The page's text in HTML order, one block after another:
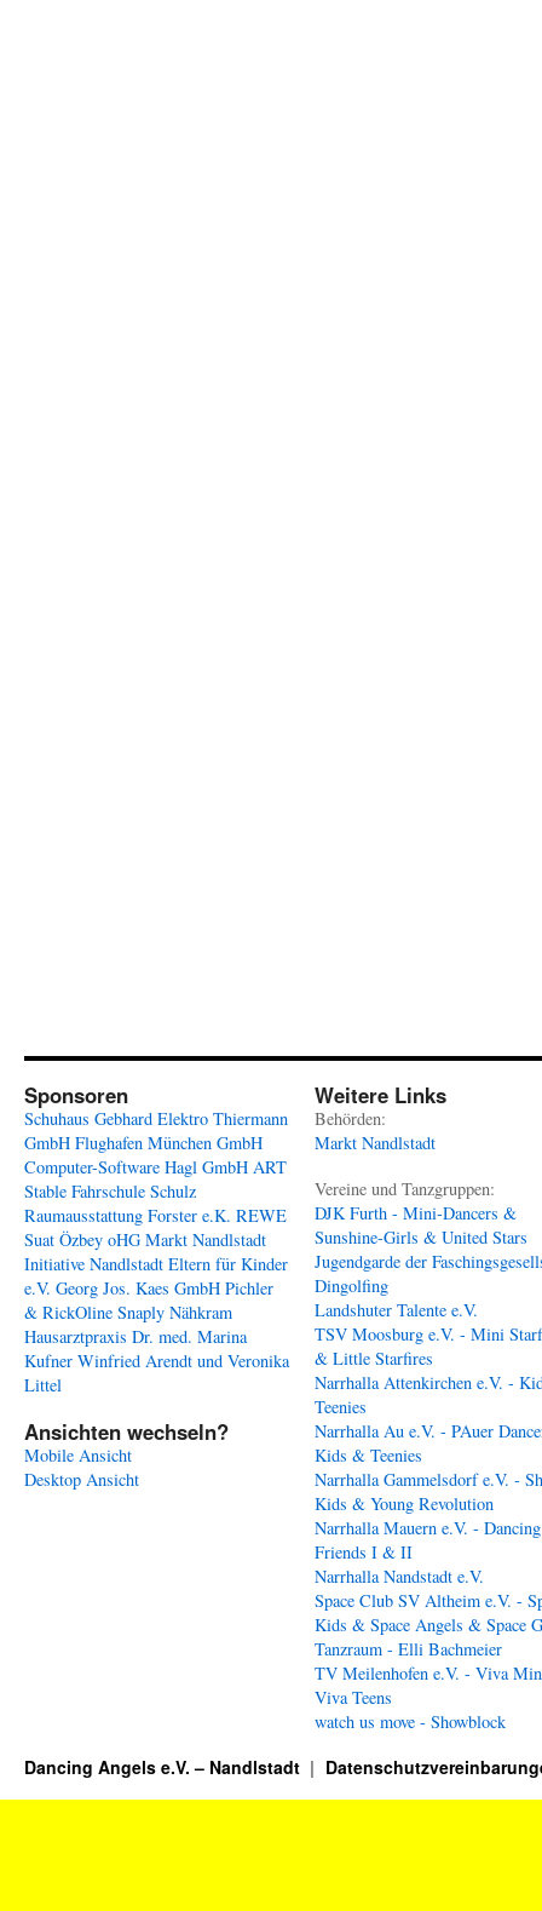
Sponsoren
Schuhaus Gebhard Elektro Thiermann
GmbH Flughafen München GmbH
Computer-Software Hagl GmbH ART
Stable Fahrschule Schulz
Raumausstattung Forster e.K. REWE
Suat Özbey oHG Markt Nandlstadt
Initiative Nandlstadt Eltern für Kinder
e.V. Georg Jos. Kaes GmbH Pichler
& RickOline Snaply Nähkram
Hausarztpraxis Dr. med. Marina
Kufner Winfried Arendt und Veronika
Littel
Ansichten wechseln?
Mobile Ansicht
Desktop Ansicht
Weitere Links
Behörden:
Markt Nandlstadt
Vereine und Tanzgruppen:
DJK Furth - Mini-Dancers &
Sunshine-Girls & United Stars
Jugendgarde der
Dingolfing
Landshuter Talente e.V.
TSV Moosburg e.V. - Mini
& Little Starfires
Narrhalla Attenkirchen e.V. -
Teenies
Narrhalla Au e.V. - PAuer
Kids & Teenies
Narrhalla Gammelsdorf e.V. -
Kids & Young Revolution
Narrhalla Mauern e.V. - Dancing
Friends I & II
Narrhalla Nandstadt e.V.
Space Club SV Altheim e.V. -
Kids & Space Angels & Space
Tanzraum - Elli Bachmeier
TV Meilenhofen e.V. - Viva
Viva Teens
watch us move - Showblock
Dancing Angels e.V. – Nandlstadt